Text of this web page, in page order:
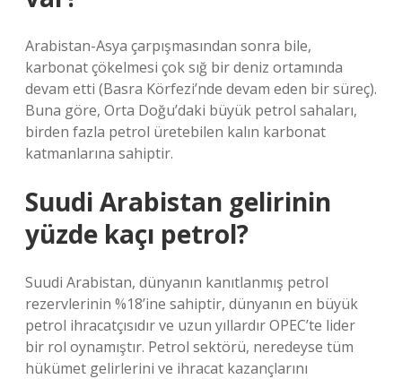
Arabistan-Asya çarpışmasından sonra bile,
karbonat çökelmesi çok sığ bir deniz ortamında
devam etti (Basra Körfezi’nde devam eden bir süreç).
Buna göre, Orta Doğu’daki büyük petrol sahaları,
birden fazla petrol üretebilen kalın karbonat
katmanlarına sahiptir.
Suudi Arabistan gelirinin
yüzde kaçı petrol?
Suudi Arabistan, dünyanın kanıtlanmış petrol
rezervlerinin %18’ine sahiptir, dünyanın en büyük
petrol ihracatçısıdır ve uzun yıllardır OPEC’te lider
bir rol oynamıştır. Petrol sektörü, neredeyse tüm
hükümet gelirlerini ve ihracat kazançlarını